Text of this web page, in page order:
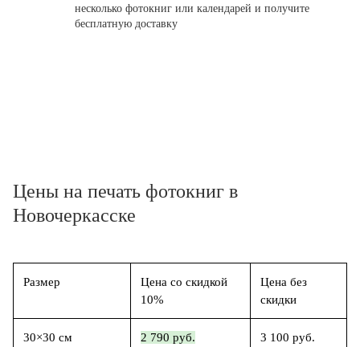
несколько фотокниг или календарей и получите
бесплатную доставку
Цены на печать фотокниг в
Новочеркасске
Размер
Цена со скидкой
10%
Цена без
скидки
30×30 см 2 790 руб. 3 100 руб.